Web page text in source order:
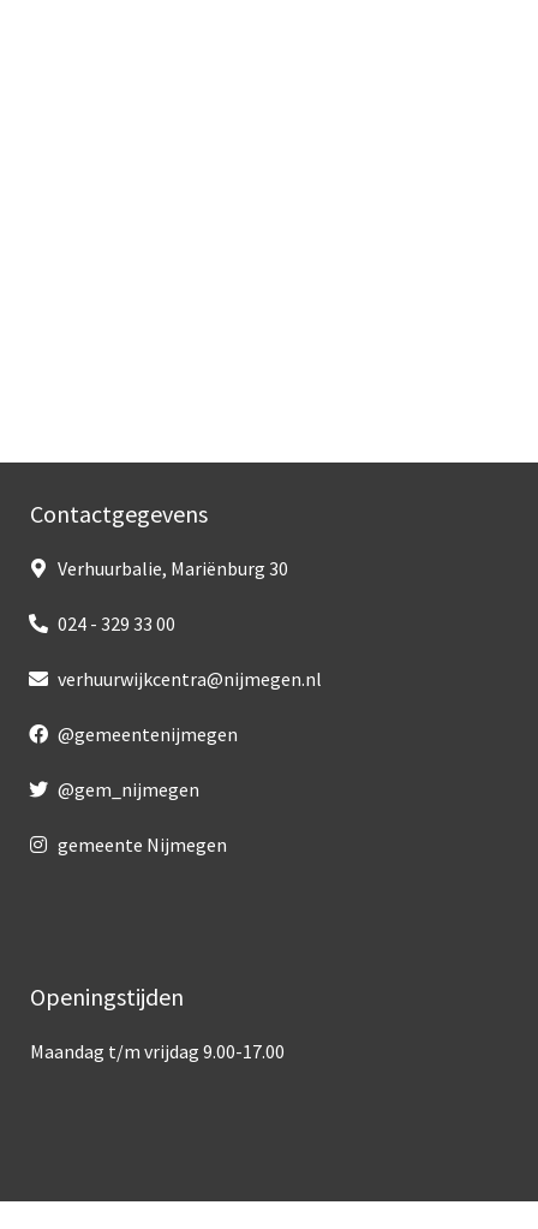
Contactgegevens
Verhuurbalie, Mariënburg 30
024 - 329 33 00
verhuurwijkcentra@nijmegen.nl
@gemeentenijmegen
@gem_nijmegen
gemeente Nijmegen
Openingstijden
Maandag t/m vrijdag 9.00-17.00